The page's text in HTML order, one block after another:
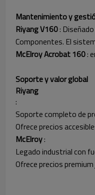
Mantenimiento y
Riyang V160:
Componentes. El
McElroy Acrobat 160:
Soporte y valor global
Riyang
:
Soporte completo de
Ofrece precios
McElroy:
Legado industrial con
Ofrece precios